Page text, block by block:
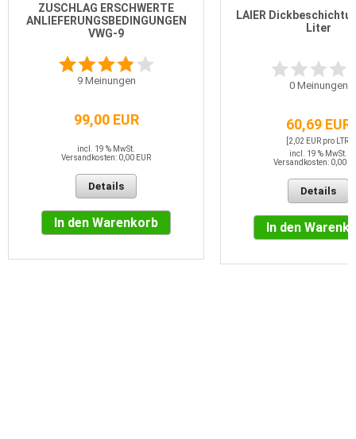
ZUSCHLAG ERSCHWERTE
ANLIEFERUNGSBEDINGUNGEN
VWG-9
9Meinungen
99,00 EUR
incl. 19 % MwSt.
Versandkosten: 0,00 EUR
Details
In den Warenkorb
LAIER
Liter
0Meinungen
60,69 EUR
[2,02 EUR pro LTR]
incl. 19 % MwSt.
Versandkosten: 0,00
Details
In den